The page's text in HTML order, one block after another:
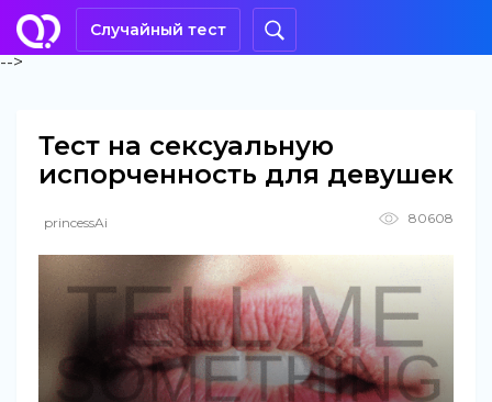
Случайный тест
-->
Тест на сексуальную
испорченность для девушек
princessAi 80608